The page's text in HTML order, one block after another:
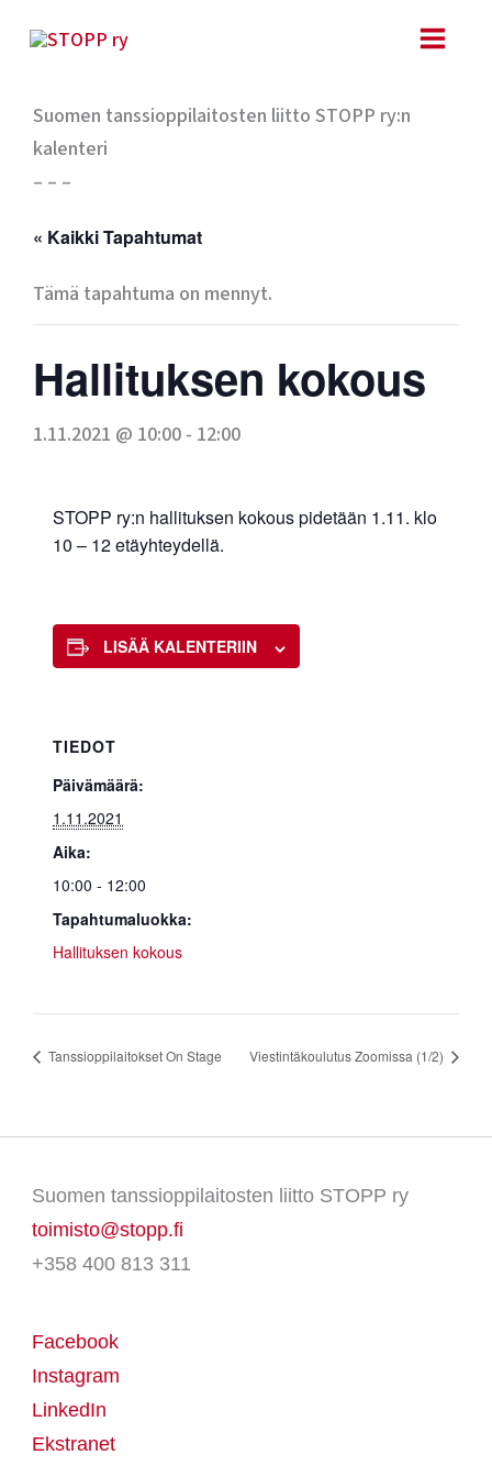
sisältöön
Suomen tanssioppilaitosten liitto STOPP ry:n
kalenteri
– – –
« Kaikki Tapahtumat
Tämä tapahtuma on mennyt.
Hallituksen kokous
1.11.2021 @ 10:00- 12:00
STOPP ry:n hallituksen kokous pidetään 1.11. klo
10 – 12 etäyhteydellä.
LISÄÄ KALENTERIIN
TIEDOT
Päivämäärä:
1.11.2021
Aika:
10:00 - 12:00
Tapahtumaluokka:
Hallituksen kokous
Tanssioppilaitokset On Stage Viestintäkoulutus Zoomissa (1/2)
Suomen tanssioppilaitosten liitto STOPP ry
toimisto@stopp.fi
+358 400 813 311
Facebook
Instagram
LinkedIn
Ekstranet